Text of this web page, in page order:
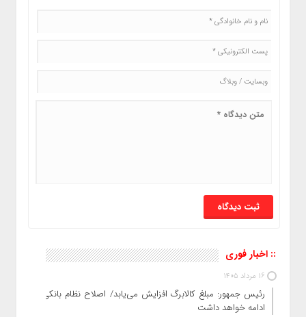
:: اخبار فوری
16 مرداد 1405
رئیس‌ جمهور: مبلغ کالابرگ افزایش می‌یابد/ اصلاح نظام بانکی
ادامه خواهد داشت